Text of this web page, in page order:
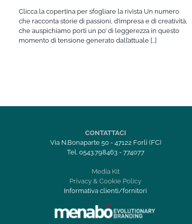
IN
Magazine
01
2022
Clicca la copertina per sfogliare la rivista Un numero
che racconta storie di passioni, d’impresa e di creatività,
che auspichiamo porti un po’ di leggerezza in questo
momento di tensione generato dall’attuale [...]
CONTATTACI
Via N.Bonaparte 50 - 47122 Forlì (FC)
Tel. 0543.798463 - 774077
Media Kit
Privacy & Cookie Policy
Informativa clienti/fornitori